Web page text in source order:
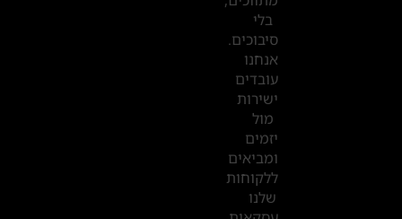
בדובאי
בלי
סיבוכים.
אנחנו
עובדים
ישירות
מול
יזמים
ומביאים
ללקוחות
שלנו